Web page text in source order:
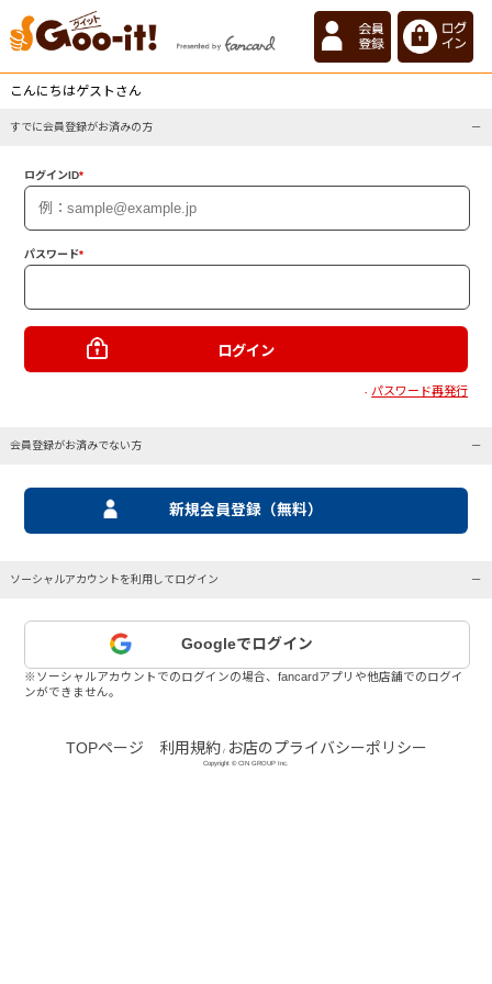
こんにちはゲストさん
すでに会員登録がお済みの方
ログインID*
パスワード*
・ パスワード再発行
会員登録がお済みでない方
新規会員登録（無料）
ソーシャルアカウントを利用してログイン
Googleでログイン
※ソーシャルアカウントでのログインの場合、fancardアプリや他店舗でのログイ
ンができません。
TOPページ 利用規約/ お店のプライバシーポリシー
Copyright © CIN GROUP Inc.